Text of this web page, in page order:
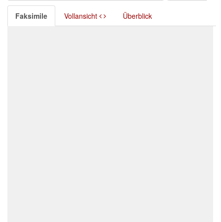
Faksimile Vollansicht Überblick